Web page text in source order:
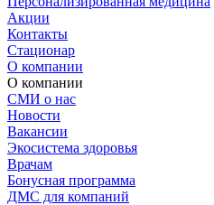
Акции
Контакты
Стационар
О компании
О компании
СМИ о нас
Новости
Вакансии
Экосистема здоровья
Врачам
Бонусная программа
ДМС для компаний